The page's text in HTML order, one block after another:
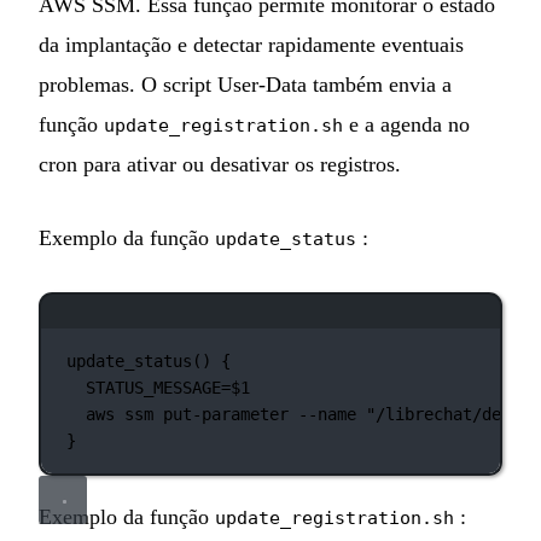
AWS SSM. Essa função permite monitorar o estado
da implantação e detectar rapidamente eventuais
problemas. O script User-Data também envia a
função update_registration.sh e a agenda no
cron para ativar ou desativar os registros.
Exemplo da função update_status :
update_status () {
STATUS_MESSAGE=$1
aws
ssm put-parameter --name
"/librechat/
}
Exemplo da função update_registration.sh :